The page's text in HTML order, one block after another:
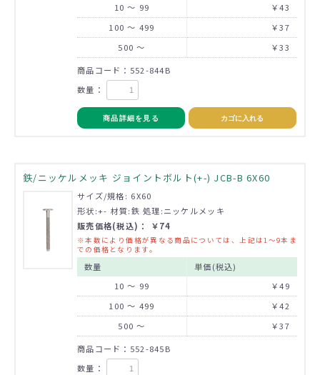
10 ～ 99
￥43
100 ～ 499
￥37
500 ～
￥33
商品コード：552-844B
数量：
商品詳細を見る カゴに入れる
鉄/ニッケルメッキ ジョイントボルト(+-) JCB-B 6X60
サイズ/規格: 6X60
形状:+- 材質:鉄 処理:ニッケルメッキ
販売価格(税込)： ￥74
※本数により価格が異なる商品については、上記は1～9本ま
での価格となります。
数量
単価(税込)
10 ～ 99
￥49
100 ～ 499
￥42
500 ～
￥37
商品コード：552-845B
数量：